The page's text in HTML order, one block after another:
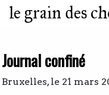
le grain des
Journal confiné
Bruxelles, le 21 mars